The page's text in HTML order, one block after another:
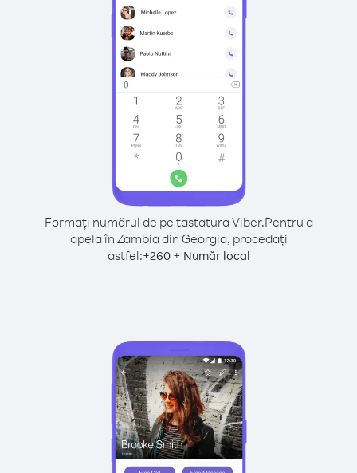
Formați numărul de pe tastatura Viber.Pentru a
apela în Zambia din Georgia, procedați
astfel:+260+ Număr local